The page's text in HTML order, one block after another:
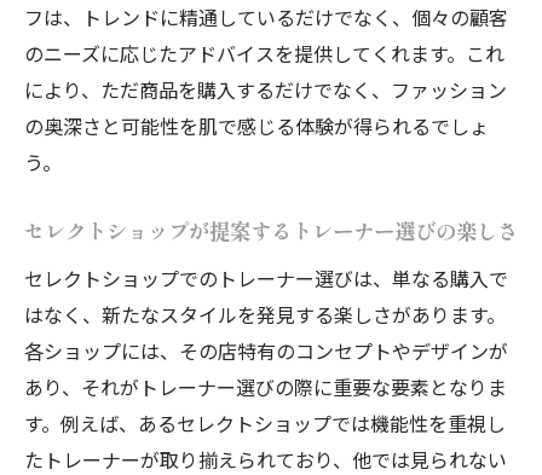
フは、トレンドに精通しているだけでなく、個々の顧客
のニーズに応じたアドバイスを提供してくれます。これ
により、ただ商品を購入するだけでなく、ファッション
の奥深さと可能性を肌で感じる体験が得られるでしょ
う。
セレクトショップが提案するトレーナー選びの楽しさ
セレクトショップでのトレーナー選びは、単なる購入で
はなく、新たなスタイルを発見する楽しさがあります。
各ショップには、その店特有のコンセプトやデザインが
あり、それがトレーナー選びの際に重要な要素となりま
す。例えば、あるセレクトショップでは機能性を重視し
たトレーナーが取り揃えられており、他では見られない